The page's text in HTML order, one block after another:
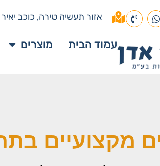
אזור תעשיה טירה, כוכב יאיר
עמוד הבית מוצרים
מקצועיים